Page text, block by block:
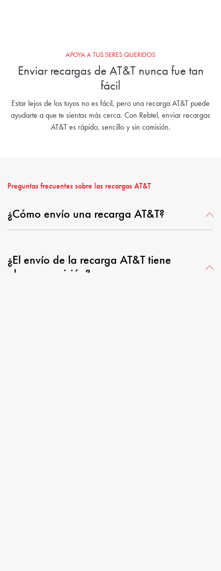
APOYA A TUS SERES QUERIDOS
Enviar recargas de AT&T nunca fue tan
fácil
Estar lejos de los tuyos no es fácil, pero una recarga AT&T puede
ayudarte a que te sientas más cerca. Con Rebtel, enviar recargas
AT&T es rápido, sencillo y sin comisión.
Preguntas frecuentes sobre las recargas AT&T
¿Cómo envío una recarga AT&T?
¿El envío de la recarga AT&T tiene
alguna comisión?